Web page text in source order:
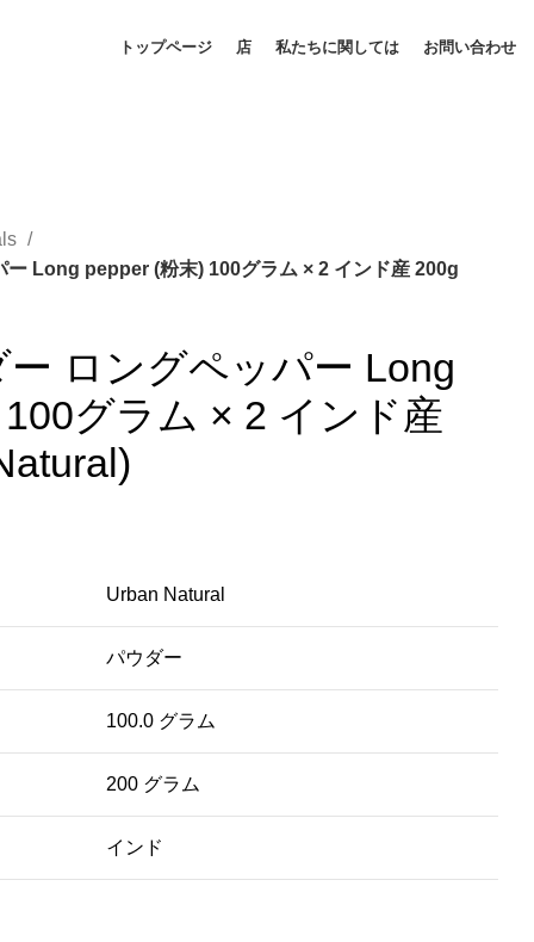
トップページ 店 私たちに関しては お問い合わせ
ー Long pepper (粉末) 100グラム × 2 インド産 200g
ロングペッパー Long
グラム × 2 インド産
Urban Natural
パウダー
100.0 グラム
200 グラム
インド